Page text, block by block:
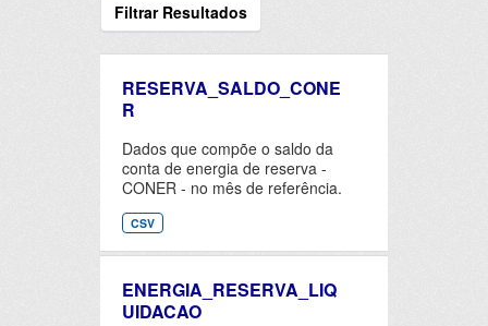
Filtrar Resultados
RESERVA_SALDO_CONE
R
Dados que compõe o saldo da
conta de energia de reserva -
CONER - no mês de referência.
CSV
ENERGIA_RESERVA_LIQ
UIDACAO